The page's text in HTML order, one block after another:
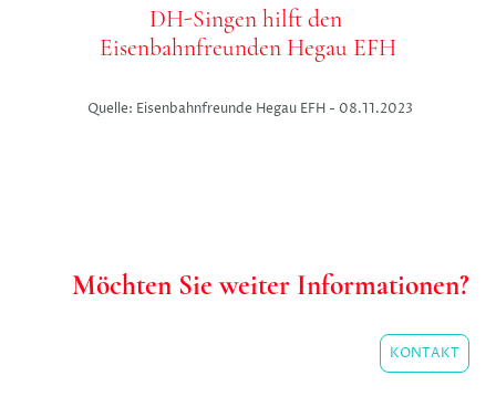
DH-Singen hilft den
Eisenbahnfreunden Hegau EFH
Quelle: Eisenbahnfreunde Hegau EFH - 08.11.2023
Möchten Sie weiter Informationen?
KONTAKT